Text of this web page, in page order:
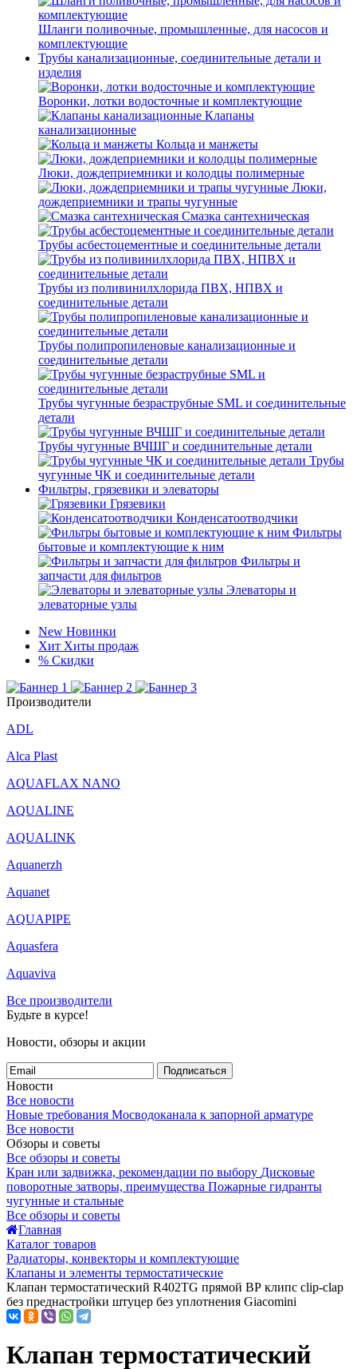
Шланги поливочные, промышленные, для насосов и
комплектующие
Трубы канализационные, соединительные детали и
изделия
Воронки, лотки водосточные и комплектующие
Клапаны
канализационные
Кольца и манжеты
Люки, дождеприемники и колодцы полимерные
Люки,
дождеприемники и трапы чугунные
Смазка сантехническая
Трубы асбестоцементные и соединительные детали
Трубы из поливинилхлорида ПВХ, НПВХ и
соединительные детали
Трубы полипропиленовые канализационные и
соединительные детали
Трубы чугунные безраструбные SML и соединительные
детали
Трубы чугунные ВЧШГ и соединительные детали
Трубы
чугунные ЧК и соединительные детали
Фильтры, грязевики и элеваторы
Грязевики
Конденсатоотводчики
Фильтры
бытовые и комплектующие к ним
Фильтры и
запчасти для фильтров
Элеваторы и
элеваторные узлы
New Новинки
Хит Хиты продаж
% Скидки
Производители
ADL
Alca Plast
AQUAFLAX NANO
AQUALINE
AQUALINK
Aquanerzh
Aquanet
AQUAPIPE
Aquasfera
Aquaviva
Все производители
Будьте в курсе!
Новости, обзоры и акции
Подписаться
Новости
Все новости
Новые требования Мосводоканала к запорной арматуре
Все новости
Обзоры и советы
Все обзоры и советы
Кран или задвижка, рекомендации по выбору Дисковые
поворотные затворы, преимущества Пожарные гидранты
чугунные и стальные
Все обзоры и советы
Главная
Каталог товаров
Радиаторы, конвекторы и комплектующие
Клапаны и элементы термостатические
Клапан термостатический R402TG прямой ВР клипс clip-clap
без преднастройки штуцер без уплотнения Giacomini
Клапан термостатический